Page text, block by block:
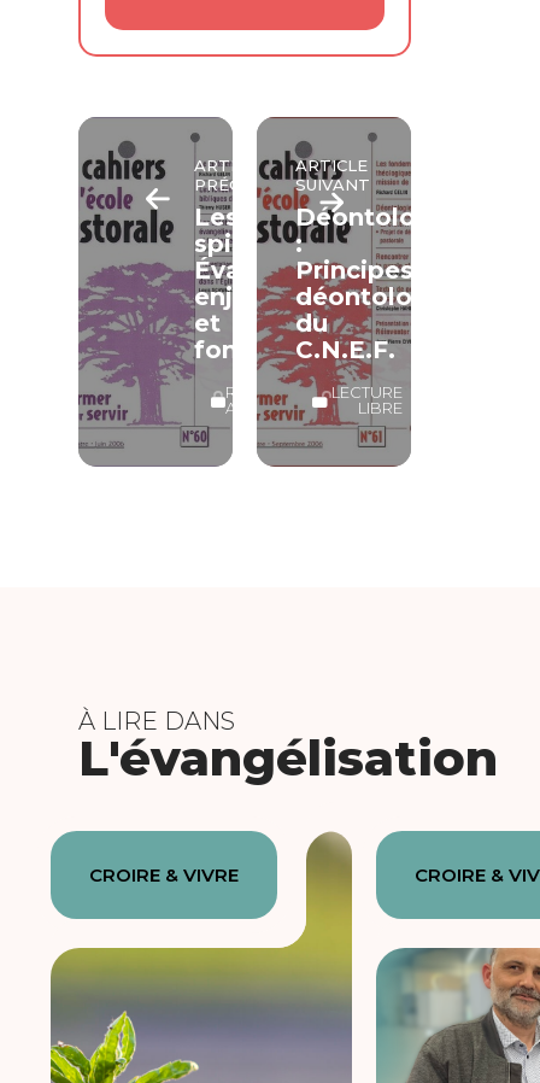
ARTICLE
PRÉCÉDENT
Les
spiritualités
Évangéliques,
enjeux
et
fondements
RÉSERVÉ
ABONNÉS
ARTICLE
SUIVANT
Déontologies
:
Principes
déontologiques
du
C.N.E.F.
LECTURE
LIBRE
À LIRE DANS
L'évangélisation
CROIRE & VIVRE CROIRE &